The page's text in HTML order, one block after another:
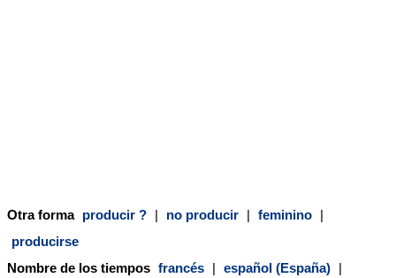
Otra forma producir ? | no producir | feminino |
producirse
Nombre de los tiempos francés | español (España) |